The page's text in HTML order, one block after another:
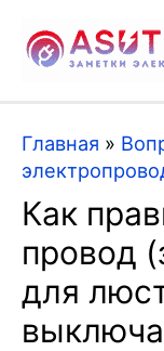
Главная »
Как
провод
для